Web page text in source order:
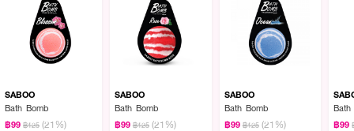
SABOO
Bath Bomb
฿99 ฿125 (21%)
SABOO
Bath Bomb
฿99 ฿125 (21%)
SABOO
Bath Bomb
฿99 ฿125 (21%)
Bath
฿99